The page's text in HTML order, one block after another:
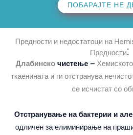
ПОБАРАЈТЕ НЕ
Предности и недостатоци на
Предности:
Длабинско чистење –
ткаенината и ги отстранува
се исчистат со
Отстранување на бактерии и
одличен за елиминирање на